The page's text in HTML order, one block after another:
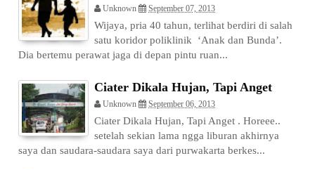
Unknown September 07, 2013
Wijaya, pria 40 tahun, terlihat berdiri di salah
satu koridor poliklinik ‘Anak dan Bunda’.
Dia bertemu perawat jaga di depan pintu ruan...
Ciater Dikala Hujan, Tapi Anget
Unknown September 06, 2013
Ciater Dikala Hujan, Tapi Anget . Horeee..
setelah sekian lama ngga liburan akhirnya
saya dan saudara-saudara saya dari purwakarta berkes...